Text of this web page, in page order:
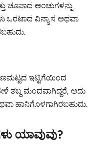
ಚೂಪಾದ ಅಂಚುಗಳನ್ನು
ಒರಟಾದ ವಿನ್ಯಾಸ ಅಥವಾ
ಇಟ್ಟಿಗೆಯಿಂದ
ಶಬ್ದ ಮಂದವಾಗಿದ್ದರೆ, ಅದು
ಹಾನಿಗೊಳಗಾಗಿರಬಹುದು.
ಯಾವುವು?